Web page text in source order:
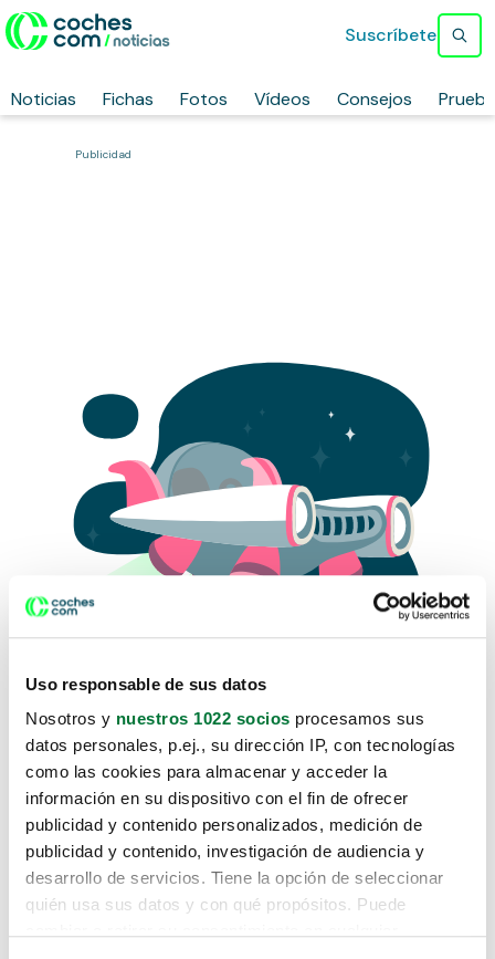
Uso responsable de sus datos
Nosotros y nuestros 1022 socios procesamos sus
datos personales, p.ej., su dirección IP, con tecnologías
como las cookies para almacenar y acceder la
información en su dispositivo con el fin de ofrecer
publicidad y contenido personalizados, medición de
publicidad y contenido, investigación de audiencia y
desarrollo de servicios. Tiene la opción de seleccionar
quién usa sus datos y con qué propósitos. Puede
Noticias Fichas Fotos Vídeos Consejos
Suscríbete
Publicidad
Lo sentimos, no sabemos como
te hemos traido hasta aquí.
Pero puedes encontrar el coche que estás
buscando en alguno de estos enlaces: